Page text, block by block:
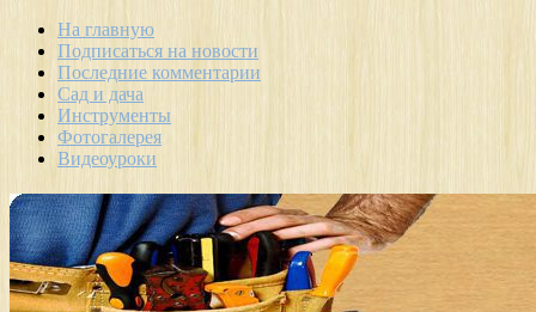
На главную
Подписаться на новости
Последние комментарии
Сад и дача
Инструменты
Фотогалерея
Видеоуроки